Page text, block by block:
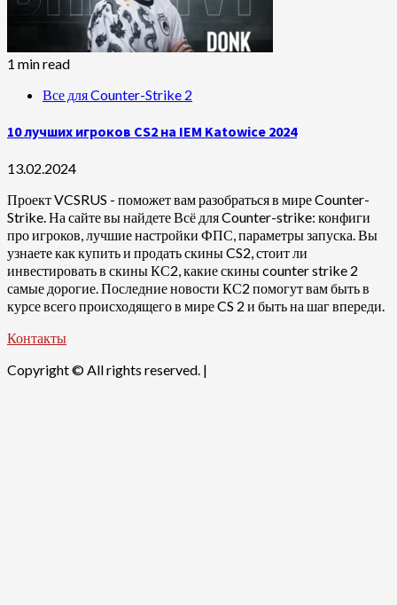
1 min read
Все для Counter-Strike 2
10 лучших игроков CS2 на IEM Katowice 2024
13.02.2024
Проект VCSRUS - поможет вам разобраться в мире Counter-
Strike. На сайте вы найдете Всё для Counter-strike: конфиги
про игроков, лучшие настройки ФПС, параметры запуска. Вы
узнаете как купить и продать скины CS2, стоит ли
инвестировать в скины КС2, какие скины counter strike 2
самые дорогие. Последние новости КС2 помогут вам быть в
курсе всего происходящего в мире CS 2 и быть на шаг впереди.
Контакты
Copyright © All rights reserved. |